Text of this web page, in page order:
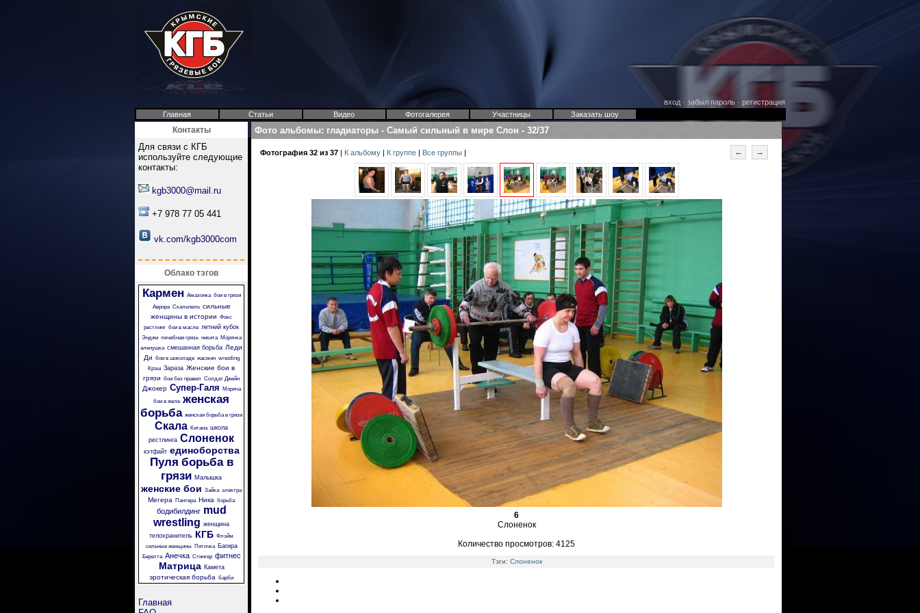
вход· забыл пароль· регистрация
Главная
Статьи Видео Фотогалерея Участницы Заказать шоу
Контакты
Для связи с КГБ
используйте следующие
контакты:
kgb3000@mail.ru
+7 978 77 05 441
vk.com/kgb3000com
Облако тэгов
Кармен Амазонка бои в грязи
Аврора Скальпель сильные
женщины в истории Фокс
рестлинг бои в масле летний кубок
Энджи лечебная грязь никита
Морячка
аленушка смешанная борьба Леди
Ди бои в шоколаде жасмин wrestling
Крэш Зараза Женские бои в
грязи бои без правил Солдат Джейн
Джокер Супер-Галя
Моряча
бои в желе женская
борьба женская борьба в грязи
Скала Китана школа
рестлинга Слоненок
кэтфайт единоборства
Пуля борьба в
грязи Малышка
женские бои Зайка электра
Мегера Пантера Ника борьба
бодибилдинг mud
wrestling женщина
телохранитель КГБ Флэйм
сильные женщины
Пяточка Багира
Беретта Анечка Стингер фитнес
Матрица Камета
эротическая борьба барби
Главная
Фото альбомы: гладиаторы - Самый сильный в мире Слон - 32/37
Фотография 32 из 37 | К альбому | К группе | Все группы | ← →
6
Слоненок
Количество просмотров: 4125
Тэги: Слоненок